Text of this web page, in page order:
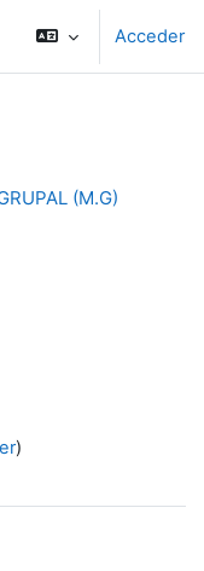
Acceder
(M.G)
)